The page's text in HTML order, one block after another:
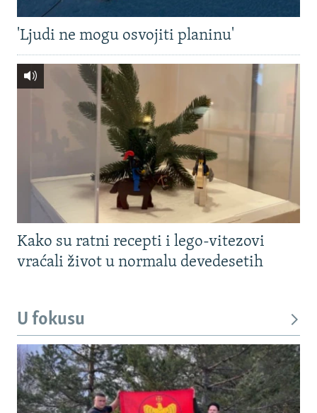
'Ljudi ne mogu osvojiti planinu'
Kako su ratni recepti i lego-vitezovi
vraćali život u normalu devedesetih
U fokusu